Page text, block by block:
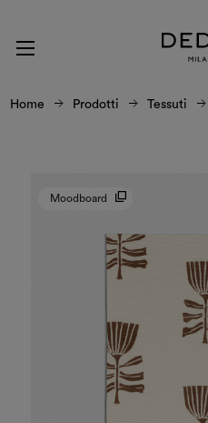
Home Prodotti Tessuti
Moodboard